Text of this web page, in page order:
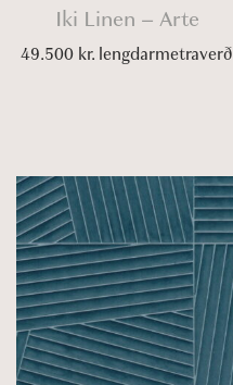
Iki Linen – Arte
49.500 kr. lengdarmetraverð